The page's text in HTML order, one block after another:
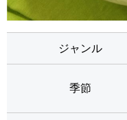
ジャンル
季節